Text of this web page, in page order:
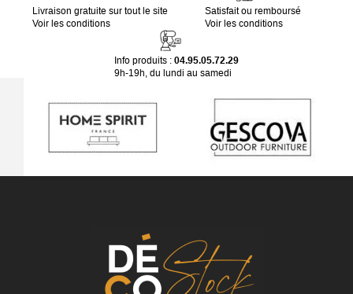
Livraison gratuite sur tout le site
Voir les conditions
Satisfait ou remboursé
Voir les conditions
Info produits : 04.95.05.72.29
9h-19h, du lundi au samedi